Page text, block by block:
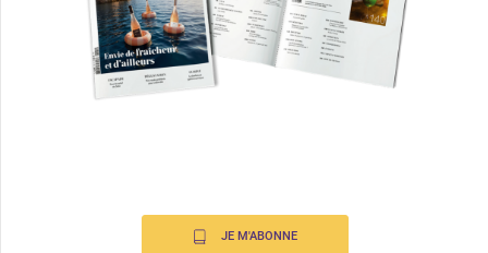
JE M'ABONNE